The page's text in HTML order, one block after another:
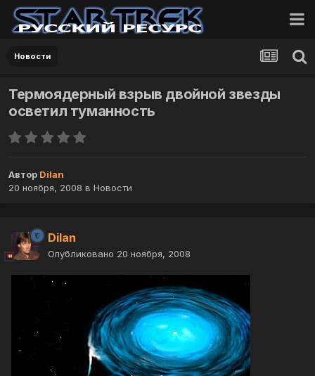
Новости
Термоядерный взрыв двойной звезды
осветил туманность
Автор Dilan
20 ноября, 2008 в Новости
Dilan
Опубликовано 20 ноября, 2008